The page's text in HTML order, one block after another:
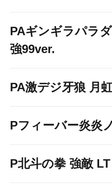
PAギンギラパラ
強99ver.
PA激デジ牙狼 月
Pフィーバー炎炎
P北斗の拳 強敵 LT